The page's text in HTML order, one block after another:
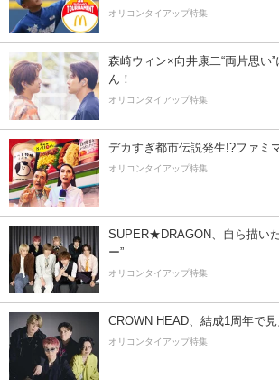
オリコンタイアップ特集
森崎ウィン×向井康二“両片思い
ん！
オリコンタイアップ特集
デカすぎ都市伝説発生!?ファミ
オリコンタイアップ特集
SUPER★DRAGON、自ら描い
ー”
オリコンタイアップ特集
CROWN HEAD、結成1周年で見
オリコンタイアップ特集